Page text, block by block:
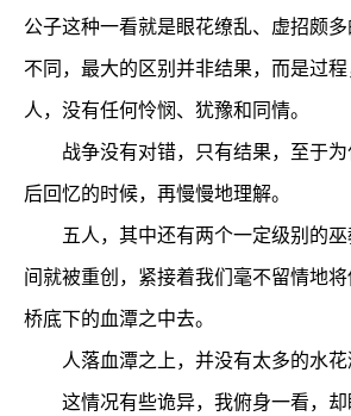
公子这种一看就是眼花缭乱、虚招颇
不同，最大的区别并非结果，而是过
人，没有任何怜悯、犹豫和同情。
战争没有对错，只有结果，至于为
后回忆的时候，再慢慢地理解。
五人，其中还有两个一定级别的巫
间就被重创，紧接着我们毫不留情地
桥底下的血潭之中去。
人落血潭之上，并没有太多的水花
这情况有些诡异，我俯身一看，却